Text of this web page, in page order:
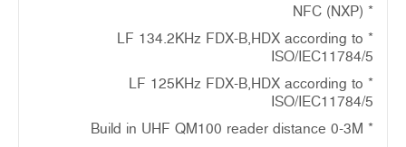
* NFC (NXP)
* LF 134.2KHz FDX-B,HDX according to
ISO/IEC11784/5
* LF 125KHz FDX-B,HDX according to
ISO/IEC11784/5
* Build in UHF QM100 reader distance 0-3M